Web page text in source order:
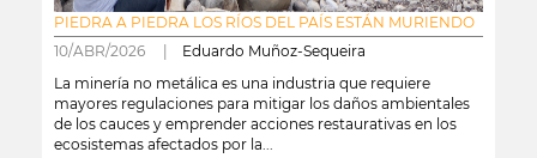
PIEDRA A PIEDRA LOS RÍOS DEL PAÍS ESTÁN MURIENDO
10/ABR/2026 | Eduardo Muñoz-Sequeira
La minería no metálica es una industria que requiere
mayores regulaciones para mitigar los daños ambientales
de los cauces y emprender acciones restaurativas en los
ecosistemas afectados por la...